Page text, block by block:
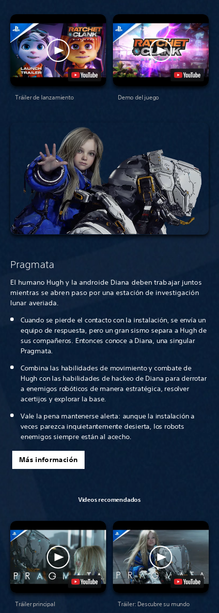
Tráiler de lanzamiento Demo del juego
Pragmata
El humano Hugh y la androide Diana deben trabajar juntos
mientras se abren paso por una estación de investigación
lunar averiada.
Cuando se pierde el contacto con la instalación, se envía un
equipo de respuesta, pero un gran sismo separa a Hugh de
sus compañeros. Entonces conoce a Diana, una singular
Pragmata.
Combina las habilidades de movimiento y combate de
Hugh con las habilidades de hackeo de Diana para derrotar
a enemigos robóticos de manera estratégica, resolver
acertijos y explorar la base.
Vale la pena mantenerse alerta: aunque la instalación a
veces parezca inquietantemente desierta, los robots
enemigos siempre están al acecho.
Más información
Videos recomendados
Tráiler principal Tráiler: Descubre su mundo